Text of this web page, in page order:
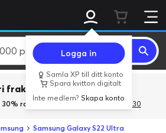
Logga in
Samla XP till ditt konto
Spara kvitton digitalt
Inte medlem?Skapa konto
frakt över 800 kr.
30% rabatt med rabattkoden 3Gives30
Samsung Galaxy S22 Ultra